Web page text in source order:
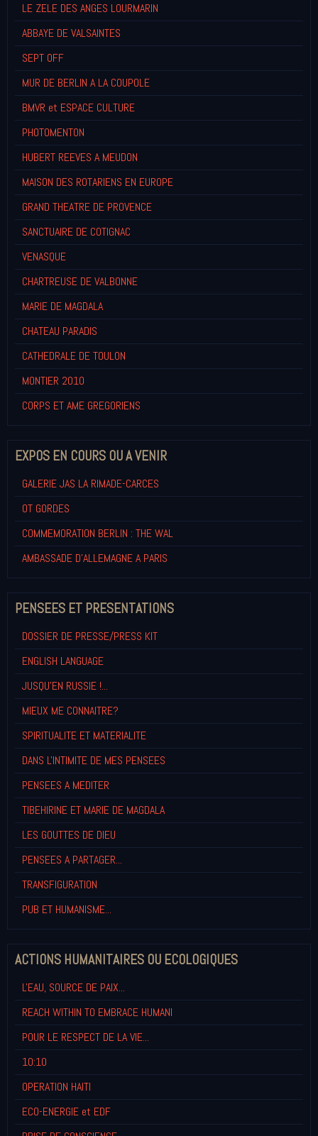
LE ZELE DES ANGES LOURMARIN
ABBAYE DE VALSAINTES
SEPT OFF
MUR DE BERLIN A LA COUPOLE
BMVR et ESPACE CULTURE
PHOTOMENTON
HUBERT REEVES A MEUDON
MAISON DES ROTARIENS EN EUROPE
GRAND THEATRE DE PROVENCE
SANCTUAIRE DE COTIGNAC
VENASQUE
CHARTREUSE DE VALBONNE
MARIE DE MAGDALA
CHATEAU PARADIS
CATHEDRALE DE TOULON
MONTIER 2010
CORPS ET AME GREGORIENS
EXPOS EN COURS OU A VENIR
GALERIE JAS LA RIMADE-CARCES
OT GORDES
COMMEMORATION BERLIN : THE WAL
AMBASSADE D'ALLEMAGNE A PARIS
PENSEES ET PRESENTATIONS
DOSSIER DE PRESSE/PRESS KIT
ENGLISH LANGUAGE
JUSQU'EN RUSSIE !...
MIEUX ME CONNAITRE?
SPIRITUALITE ET MATERIALITE
DANS L'INTIMITE DE MES PENSEES
PENSEES A MEDITER
TIBEHIRINE ET MARIE DE MAGDALA
LES GOUTTES DE DIEU
PENSEES A PARTAGER...
TRANSFIGURATION
PUB ET HUMANISME...
ACTIONS HUMANITAIRES OU ECOLOGIQUES
L'EAU, SOURCE DE PAIX...
REACH WITHIN TO EMBRACE HUMANI
POUR LE RESPECT DE LA VIE...
10:10
OPERATION HAITI
ECO-ENERGIE et EDF